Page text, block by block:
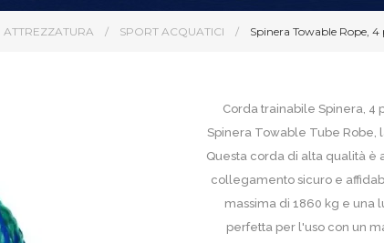
ATTREZZATURA / SPORT ACQUATICI / Spinera Towable Rope, 4
Corda trainabile Spinera,
Spinera Towable Tube Robe,
Questa corda di alta qualità è
collegamento sicuro e
massima di 1860 kg e una
perfetta per l'uso con un